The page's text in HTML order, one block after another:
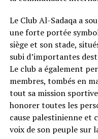
Le Club Al-Sadaqa a
une forte portée
siège et son stade,
subi d’importantes
Le club a également
membres, tombés en
tout sa mission
honorer toutes les
cause palestinienne et
voix de son peuple sur